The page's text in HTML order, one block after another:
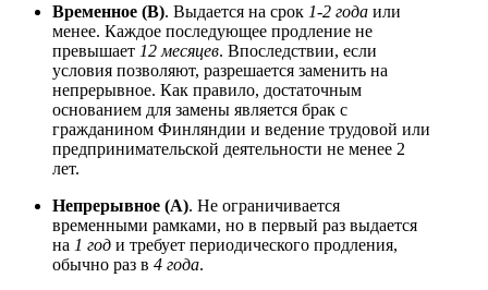
Временное (В). Выдается на срок 1-2 года или
менее. Каждое последующее продление не
превышает 12 месяцев. Впоследствии, если
условия позволяют, разрешается заменить на
непрерывное. Как правило, достаточным
основанием для замены является брак с
гражданином Финляндии и ведение трудовой или
предпринимательской деятельности не менее 2
лет.
Непрерывное (А). Не ограничивается
временными рамками, но в первый раз выдается
на 1 год и требует периодического продления,
обычно раз в 4 года.